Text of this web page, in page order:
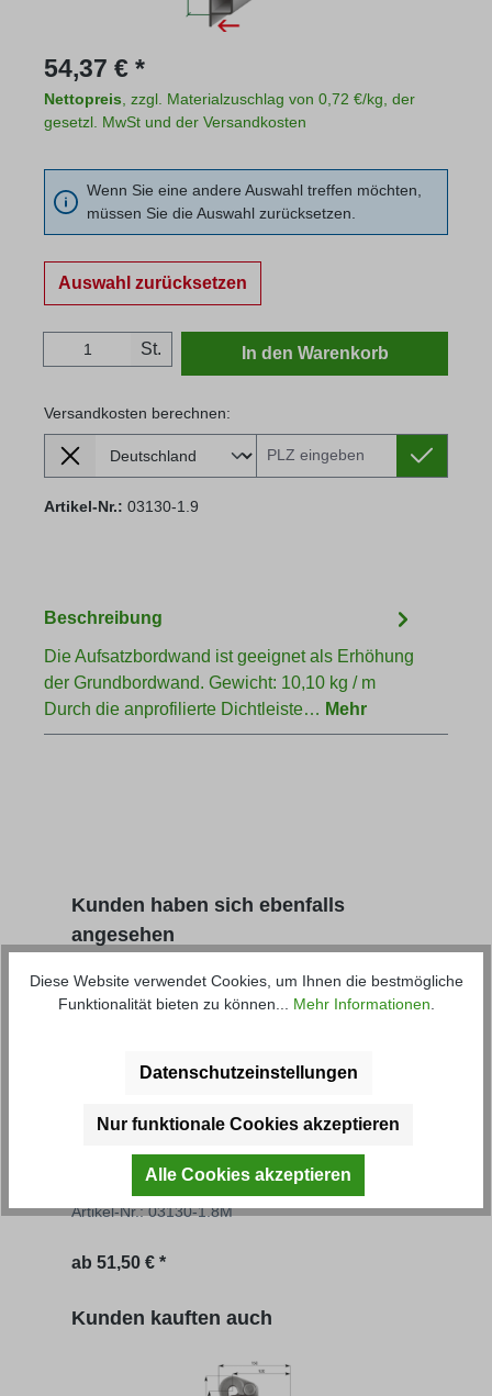
Regulärer Preis:
54,37 € *
Nettopreis , zzgl. Materialzuschlag von 0,72 €/kg, der
gesetzl. MwSt und der Versandkosten
Wenn Sie eine andere Auswahl treffen möchten,
müssen Sie die Auswahl zurücksetzen.
Auswahl zurücksetzen
Produkt Anzahl: Gib den gewünschten
St. In den Warenkorb
Versandkosten berechnen:
Lieferland
Versandkosten berechnen:
Artikel-Nr.: 03130-1.9
Beschreibung
Die Aufsatzbordwand ist geeignet als Erhöhung
der Grundbordwand. Gewicht: 10,10 kg / m
Durch die anprofilierte Dichtleiste… Mehr
Produktgalerie überspringen
Kunden haben sich ebenfalls
angesehen
Aufsatzbordwand NS
Artikel-Nr.: 03130-1.8M
Regulärer Preis:
ab 51,50 € *
Produktgalerie überspringen
Kunden kauften auch
Diese Website verwendet Cookies, um Ihnen die bestmögliche
Funktionalität bieten zu können... Mehr Informationen
Datenschutzeinstellungen
Nur funktionale Cookies akzeptieren
Alle Cookies akzeptieren